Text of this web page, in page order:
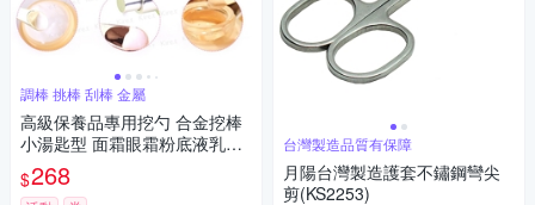
調棒 挑棒 刮棒 金屬
高級保養品專用挖勺 合金挖棒
小湯匙型 面霜眼霜粉底液乳液
挖取 加贈絨布收納袋 Kiret(顏
色隨機)
$268
台灣製造品質有保障
月陽台灣製造護套不鏽鋼彎尖
剪(KS2253)